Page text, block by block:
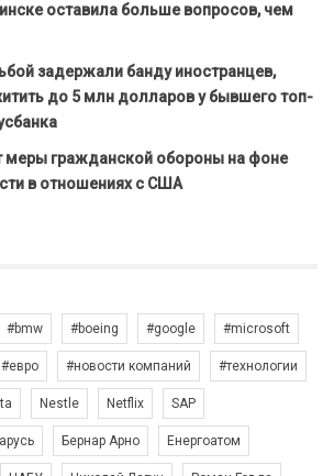
оставила больше вопросов, чем
задержали банду иностранцев,
до 5 млн долларов у бывшего топ-
меры гражданской обороны на фоне
в отношениях с США
#bmw #boeing #google #microsoft
#евро #новости компаний #технологии
Nestle Netflix SAP
Бернар Арно Енергоатом